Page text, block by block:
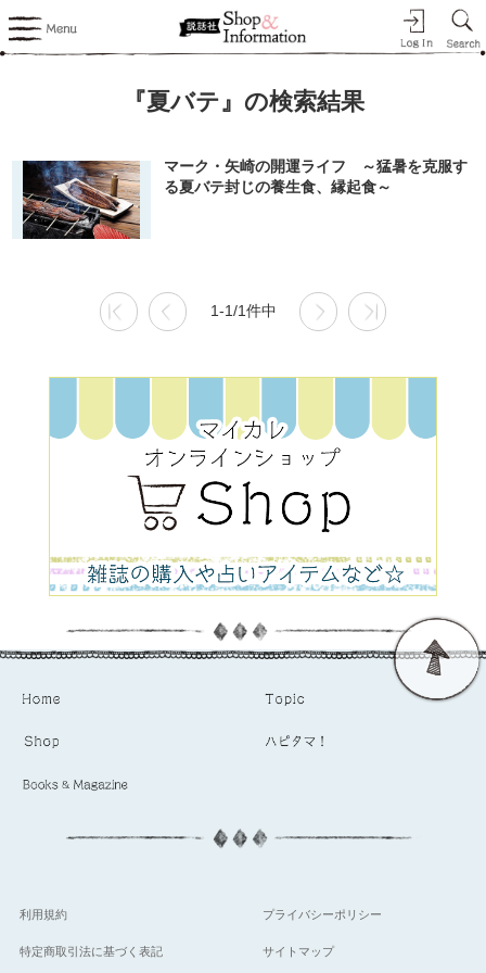
『夏バテ』の検索結果
マーク・矢崎の開運ライフ ～猛暑を克服す
る夏バテ封じの養生食、縁起食～
1-1/1件中
利用規約 プライバシーポリシー
特定商取引法に基づく表記 サイトマップ